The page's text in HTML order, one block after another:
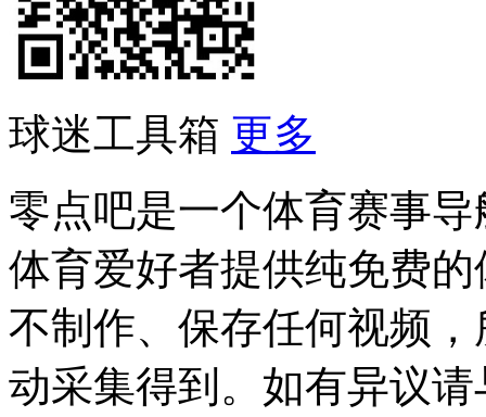
球迷工具箱 更多
零点吧是一个体育赛事
体育爱好者提供纯免费
不制作、保存任何视频
动采集得到。如有异议